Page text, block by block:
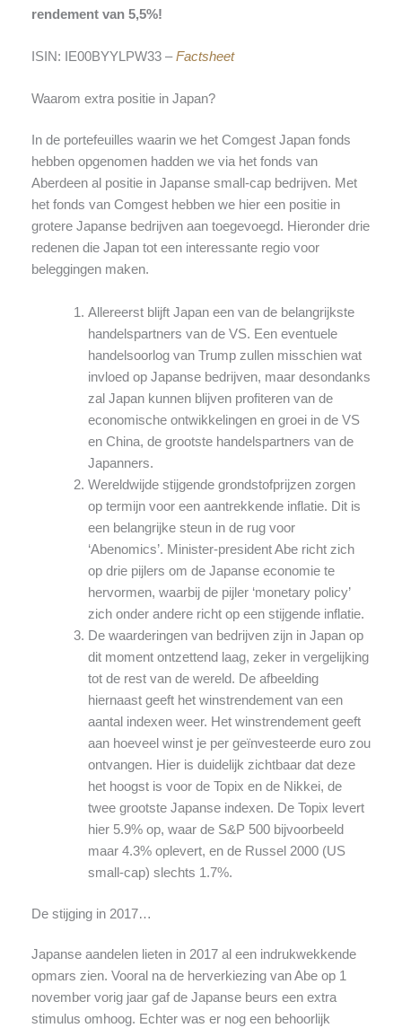
rendement van 5,5%!
ISIN: IE00BYYLPW33 – Factsheet
Waarom extra positie in Japan?
In de portefeuilles waarin we het Comgest Japan fonds
hebben opgenomen hadden we via het fonds van
Aberdeen al positie in Japanse small-cap bedrijven. Met
het fonds van Comgest hebben we hier een positie in
grotere Japanse bedrijven aan toegevoegd. Hieronder drie
redenen die Japan tot een interessante regio voor
beleggingen maken.
Allereerst blijft Japan een van de belangrijkste
handelspartners van de VS. Een eventuele
handelsoorlog van Trump zullen misschien wat
invloed op Japanse bedrijven, maar desondanks
zal Japan kunnen blijven profiteren van de
economische ontwikkelingen en groei in de VS
en China, de grootste handelspartners van de
Japanners.
Wereldwijde stijgende grondstofprijzen zorgen
op termijn voor een aantrekkende inflatie. Dit is
een belangrijke steun in de rug voor
‘Abenomics’. Minister-president Abe richt zich
op drie pijlers om de Japanse economie te
hervormen, waarbij de pijler ‘monetary policy’
zich onder andere richt op een stijgende inflatie.
De waarderingen van bedrijven zijn in Japan op
dit moment ontzettend laag, zeker in vergelijking
tot de rest van de wereld. De afbeelding
hiernaast geeft het winstrendement van een
aantal indexen weer. Het winstrendement geeft
aan hoeveel winst je per geïnvesteerde euro zou
ontvangen. Hier is duidelijk zichtbaar dat deze
het hoogst is voor de Topix en de Nikkei, de
twee grootste Japanse indexen. De Topix levert
hier 5.9% op, waar de S&P 500 bijvoorbeeld
maar 4.3% oplevert, en de Russel 2000 (US
small-cap) slechts 1.7%.
De stijging in 2017…
Japanse aandelen lieten in 2017 al een indrukwekkende
opmars zien. Vooral na de herverkiezing van Abe op 1
november vorig jaar gaf de Japanse beurs een extra
stimulus omhoog. Echter was er nog een behoorlijk